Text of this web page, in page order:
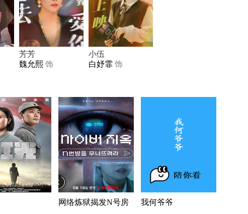
芳芳
魏允熙 饰
小伍
白妤霏 饰
网络炼狱揭发N号房 我何爷爷